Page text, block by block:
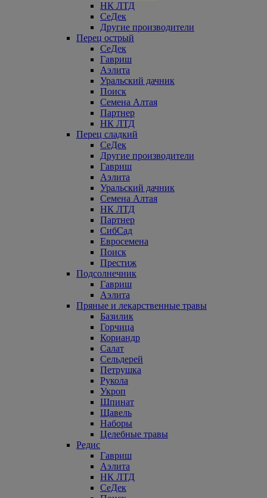
НК ЛТД
СеДек
Другие производители
Перец острый
СеДек
Гавриш
Аэлита
Уральский дачник
Поиск
Семена Алтая
Партнер
НК ЛТД
Перец сладкий
СеДек
Другие производители
Гавриш
Аэлита
Уральский дачник
Семена Алтая
НК ЛТД
Партнер
СибСад
Евросемена
Поиск
Престиж
Подсолнечник
Гавриш
Аэлита
Пряные и лекарственные травы
Базилик
Горчица
Кориандр
Салат
Сельдерей
Петрушка
Рукола
Укроп
Шпинат
Щавель
Наборы
Целебные травы
Редис
Гавриш
Аэлита
НК ЛТД
СеДек